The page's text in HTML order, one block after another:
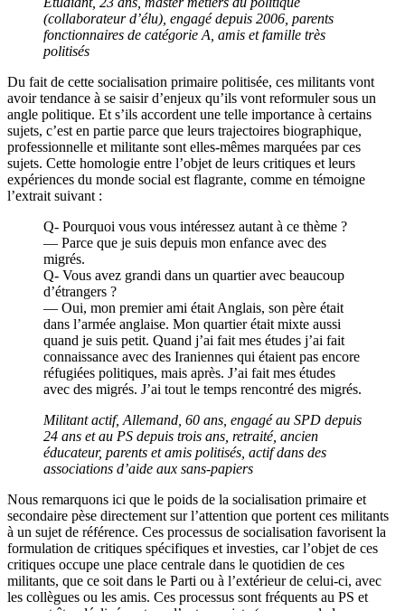
(collaborateur d’élu), engagé depuis 2006, parents
fonctionnaires de catégorie A, amis et famille très
politisés
Du fait de cette socialisation primaire politisée, ces militants vont
avoir tendance à se saisir d’enjeux qu’ils vont reformuler sous un
angle politique. Et s’ils accordent une telle importance à certains
sujets, c’est en partie parce que leurs trajectoires biographique,
professionnelle et militante sont elles-mêmes marquées par ces
sujets. Cette homologie entre l’objet de leurs critiques et leurs
expériences du monde social est flagrante, comme en témoigne
l’extrait suivant :
Q- Pourquoi vous vous intéressez autant à ce thème ?
— Parce que je suis depuis mon enfance avec des
migrés.
Q- Vous avez grandi dans un quartier avec beaucoup
d’étrangers ?
— Oui, mon premier ami était Anglais, son père était
dans l’armée anglaise. Mon quartier était mixte aussi
quand je suis petit. Quand j’ai fait mes études j’ai fait
connaissance avec des Iraniennes qui étaient pas encore
réfugiées politiques, mais après. J’ai fait mes études
avec des migrés. J’ai tout le temps rencontré des migrés.
Militant actif, Allemand, 60 ans, engagé au SPD depuis
24 ans et au PS depuis trois ans, retraité, ancien
éducateur, parents et amis politisés, actif dans des
associations d’aide aux sans-papiers
Nous remarquons ici que le poids de la socialisation primaire et
secondaire pèse directement sur l’attention que portent ces militants
à un sujet de référence. Ces processus de socialisation favorisent la
formulation de critiques spécifiques et investies, car l’objet de ces
critiques occupe une place centrale dans le quotidien de ces
militants, que ce soit dans le Parti ou à l’extérieur de celui-ci, avec
les collègues ou les amis. Ces processus sont fréquents au PS et